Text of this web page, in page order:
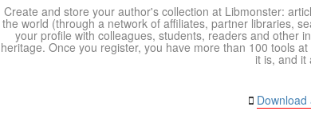
Create and store your author's collection at Libmonster:
the world (through a network of affiliates, partner libraries,
your profile with colleagues, students, readers and other
heritage. Once you register, you have more than 100 tools
it is, and it